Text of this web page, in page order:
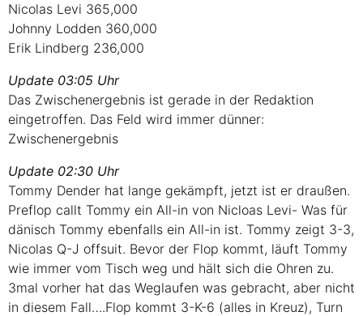
Nicolas Levi 365,000
Johnny Lodden 360,000
Erik Lindberg 236,000
Update 03:05 Uhr
Das Zwischenergebnis ist gerade in der Redaktion
eingetroffen. Das Feld wird immer dünner:
Zwischenergebnis
Update 02:30 Uhr
Tommy Dender hat lange gekämpft, jetzt ist er draußen.
Preflop callt Tommy ein All-in von Nicloas Levi- Was für
dänisch Tommy ebenfalls ein All-in ist. Tommy zeigt 3-3,
Nicolas Q-J offsuit. Bevor der Flop kommt, läuft Tommy
wie immer vom Tisch weg und hält sich die Ohren zu.
3mal vorher hat das Weglaufen was gebracht, aber nicht
in diesem Fall….Flop kommt 3-K-6 (alles in Kreuz), Turn